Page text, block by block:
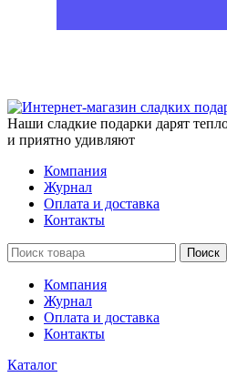
Наши сладкие подарки дарят
и приятно удивляют
Компания
Журнал
Оплата и доставка
Контакты
Поиск
Компания
Журнал
Оплата и доставка
Контакты
Каталог